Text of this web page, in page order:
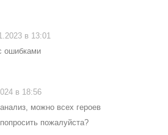
в 13:01
ошибками
в 18:56
можно всех героев
пожалуйста?